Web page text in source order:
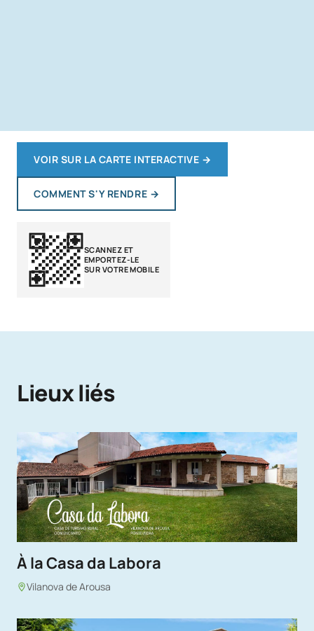
VOIR SUR LA CARTE INTERACTIVE →
COMMENT S'Y RENDRE →
SCANNEZ ET
EMPORTEZ-LE
SUR VOTRE MOBILE
Lieux liés
À la Casa da Labora
Vilanova de Arousa